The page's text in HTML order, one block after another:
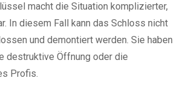
macht die Situation komplizierter,
In diesem Fall kann das Schloss nicht
und demontiert werden. Sie haben
destruktive Öffnung oder die
Profis.